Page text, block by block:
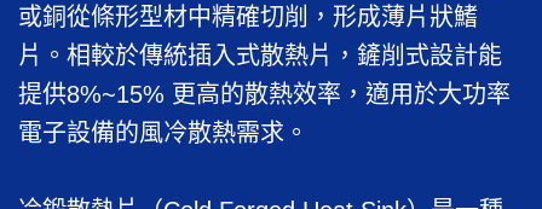
或銅從條形型材中精確切削，形成薄片狀鰭
片。相較於傳統插入式散熱片，鏟削式設計能
提供8%~15% 更高的散熱效率，適用於大功率
電子設備的風冷散熱需求。